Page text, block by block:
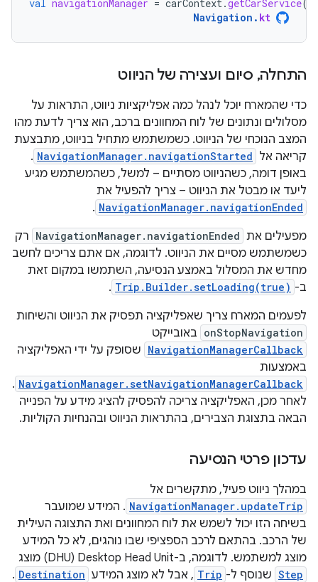
val navigationManager = carContext.getCarService(
Navigation . kt
התחלה, סיום ועצירה של הניווט
כדי שהמארח יוכל לנהל כמה אפליקציות ניווט, התראות על
מסלולים ונתונים של לוח המחוונים ברכב, הוא צריך לדעת מהו
המצב הנוכחי של הניווט. כשמשתמש מתחיל בניווט, מתבצעת
קריאה אל NavigationManager.navigationStarted
.
באופן דומה, כשהניווט מסתיים – למשל, כשהמשתמש מגיע
ליעד או מבטל את הניווט – צריך להפעיל את
NavigationManager.navigationEnded
.
מפעילים את NavigationManager.navigationEnded רק
כשמשתמש מסיים את הניווט. לדוגמה, אם אתם צריכים לחשב
מחדש את המסלול באמצע הנסיעה, השתמשו במקום זאת
ב- Trip.Builder.setLoading(true)
.
לפעמים המארח צריך שאפליקציה תפסיק את הניווט והשיחות
onStopNavigation באובייקט
NavigationManagerCallback שסופק על ידי האפליקציה
באמצעות
NavigationManager.setNavigationManagerCallback
.
לאחר מכן, האפליקציה צריכה להפסיק להציג מידע על הפנייה
הבאה בתצוגת הצבירים, בהתראות הניווט ובהנחיות הקוליות.
עדכון פרטי הנסיעה
במהלך ניווט פעיל, מתקשרים אל
NavigationManager.updateTrip . המידע שמועבר
בשיחה הזו יכול לשמש את לוח המחוונים ואת התצוגה העילית
של הרכב. בהתאם לרכב הספציפי שבו נוהגים, לא כל המידע
מוצג למשתמש. לדוגמה, ב-Desktop Head Unit‏ (DHU) מוצג
Step שנוסף ל- Trip , אבל לא מוצג המידע Destination
.